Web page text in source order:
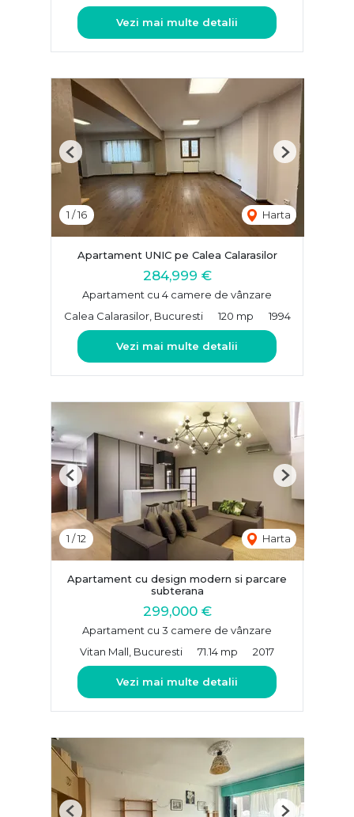
Vezi mai multe detalii
1 /16 Harta
Previous Next
Apartament UNIC pe Calea Calarasilor
284,999 €
Apartament cu 4 camere de vânzare
Calea Calarasilor, Bucuresti
120 mp 1994
Vezi mai multe detalii
1 /12 Harta
Previous Next
Apartament cu design modern si parcare
subterana
299,000 €
Apartament cu 3 camere de vânzare
Vitan Mall, Bucuresti
71.14 mp 2017
Vezi mai multe detalii